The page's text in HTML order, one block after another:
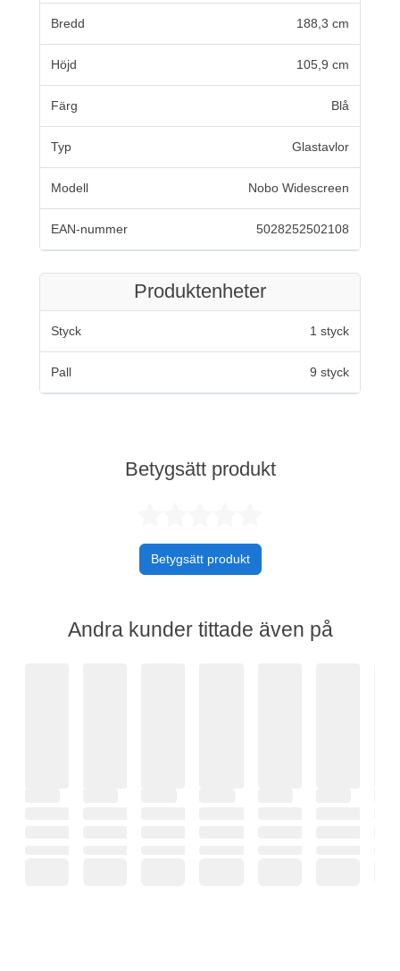
Bredd 188,3 cm
Höjd 105,9 cm
Färg Blå
Typ Glastavlor
Modell Nobo Widescreen
EAN-nummer 5028252502108
Produktenheter
Styck 1 styck
Pall 9 styck
Betygsätt produkt
Betygsätt produkt
Andra kunder tittade även på